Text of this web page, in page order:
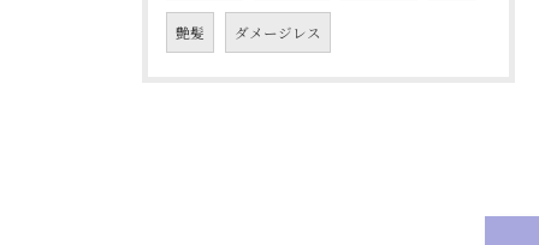
艶髪 ダメージレス